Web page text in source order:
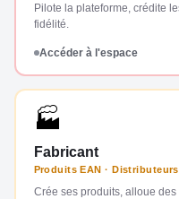
Pilote la plateforme, crédite
fidélité.
Accéder à l'espace
🏭
Fabricant
Produits EAN ·
Crée ses produits, alloue